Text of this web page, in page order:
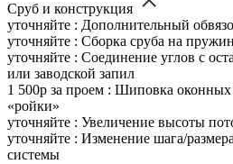
Сруб и конструкция
уточняйте : Дополнительный
уточняйте : Сборка сруба на
уточняйте : Соединение углов с
или заводской запил
1 500р за проем : Шиповка
«ройки»
уточняйте : Увеличение высоты
уточняйте : Изменение шага/
системы